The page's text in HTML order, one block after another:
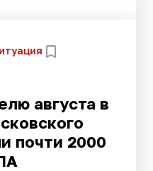
августа в
почти 2000